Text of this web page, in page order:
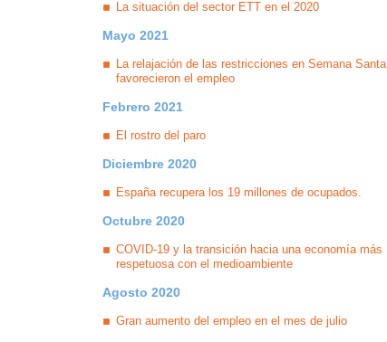
La situación del sector ETT en el 2020
Mayo 2021
La relajación de las restricciones en Semana Santa
favorecieron el empleo
Febrero 2021
El rostro del paro
Diciembre 2020
España recupera los 19 millones de ocupados.
Octubre 2020
COVID-19 y la transición hacia una economía más
respetuosa con el medioambiente
Agosto 2020
Gran aumento del empleo en el mes de julio